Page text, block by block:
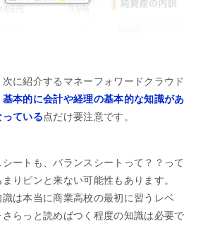
に紹介するマネーフォワードクラウド
基本的に会計や経理の基本的な知識があ
ている点だけ要注意です。
ートも、バランスシートって？？って
りピンと来ない可能性もあります。
は本当に商業高校の最初に習うレベ
らっと読めばつく程度の知識は必要で